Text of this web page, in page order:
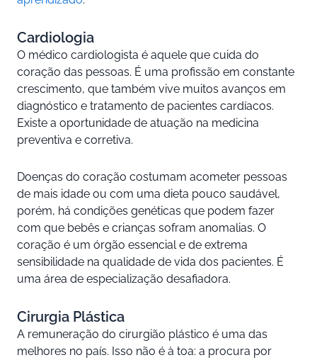
Cardiologia
O médico cardiologista é aquele que cuida do
coração das pessoas. É uma profissão em constante
crescimento, que também vive muitos avanços em
diagnóstico e tratamento de pacientes cardíacos.
Existe a oportunidade de atuação na medicina
preventiva e corretiva.
Doenças do coração costumam acometer pessoas
de mais idade ou com uma dieta pouco saudável,
porém, há condições genéticas que podem fazer
com que bebês e crianças sofram anomalias. O
coração é um órgão essencial e de extrema
sensibilidade na qualidade de vida dos pacientes. É
uma área de especialização desafiadora.
Cirurgia Plástica
A remuneração do cirurgião plástico é uma das
melhores no país. Isso não é à toa: a procura por